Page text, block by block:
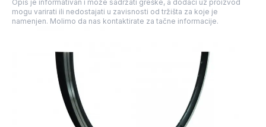
Opis je informativan i može sadržati greške, a dodaci uz proizvod
mogu varirati ili nedostajati u zavisnosti od tržišta za koje je
namenjen. Molimo da nas kontaktirate za tačne informacije.